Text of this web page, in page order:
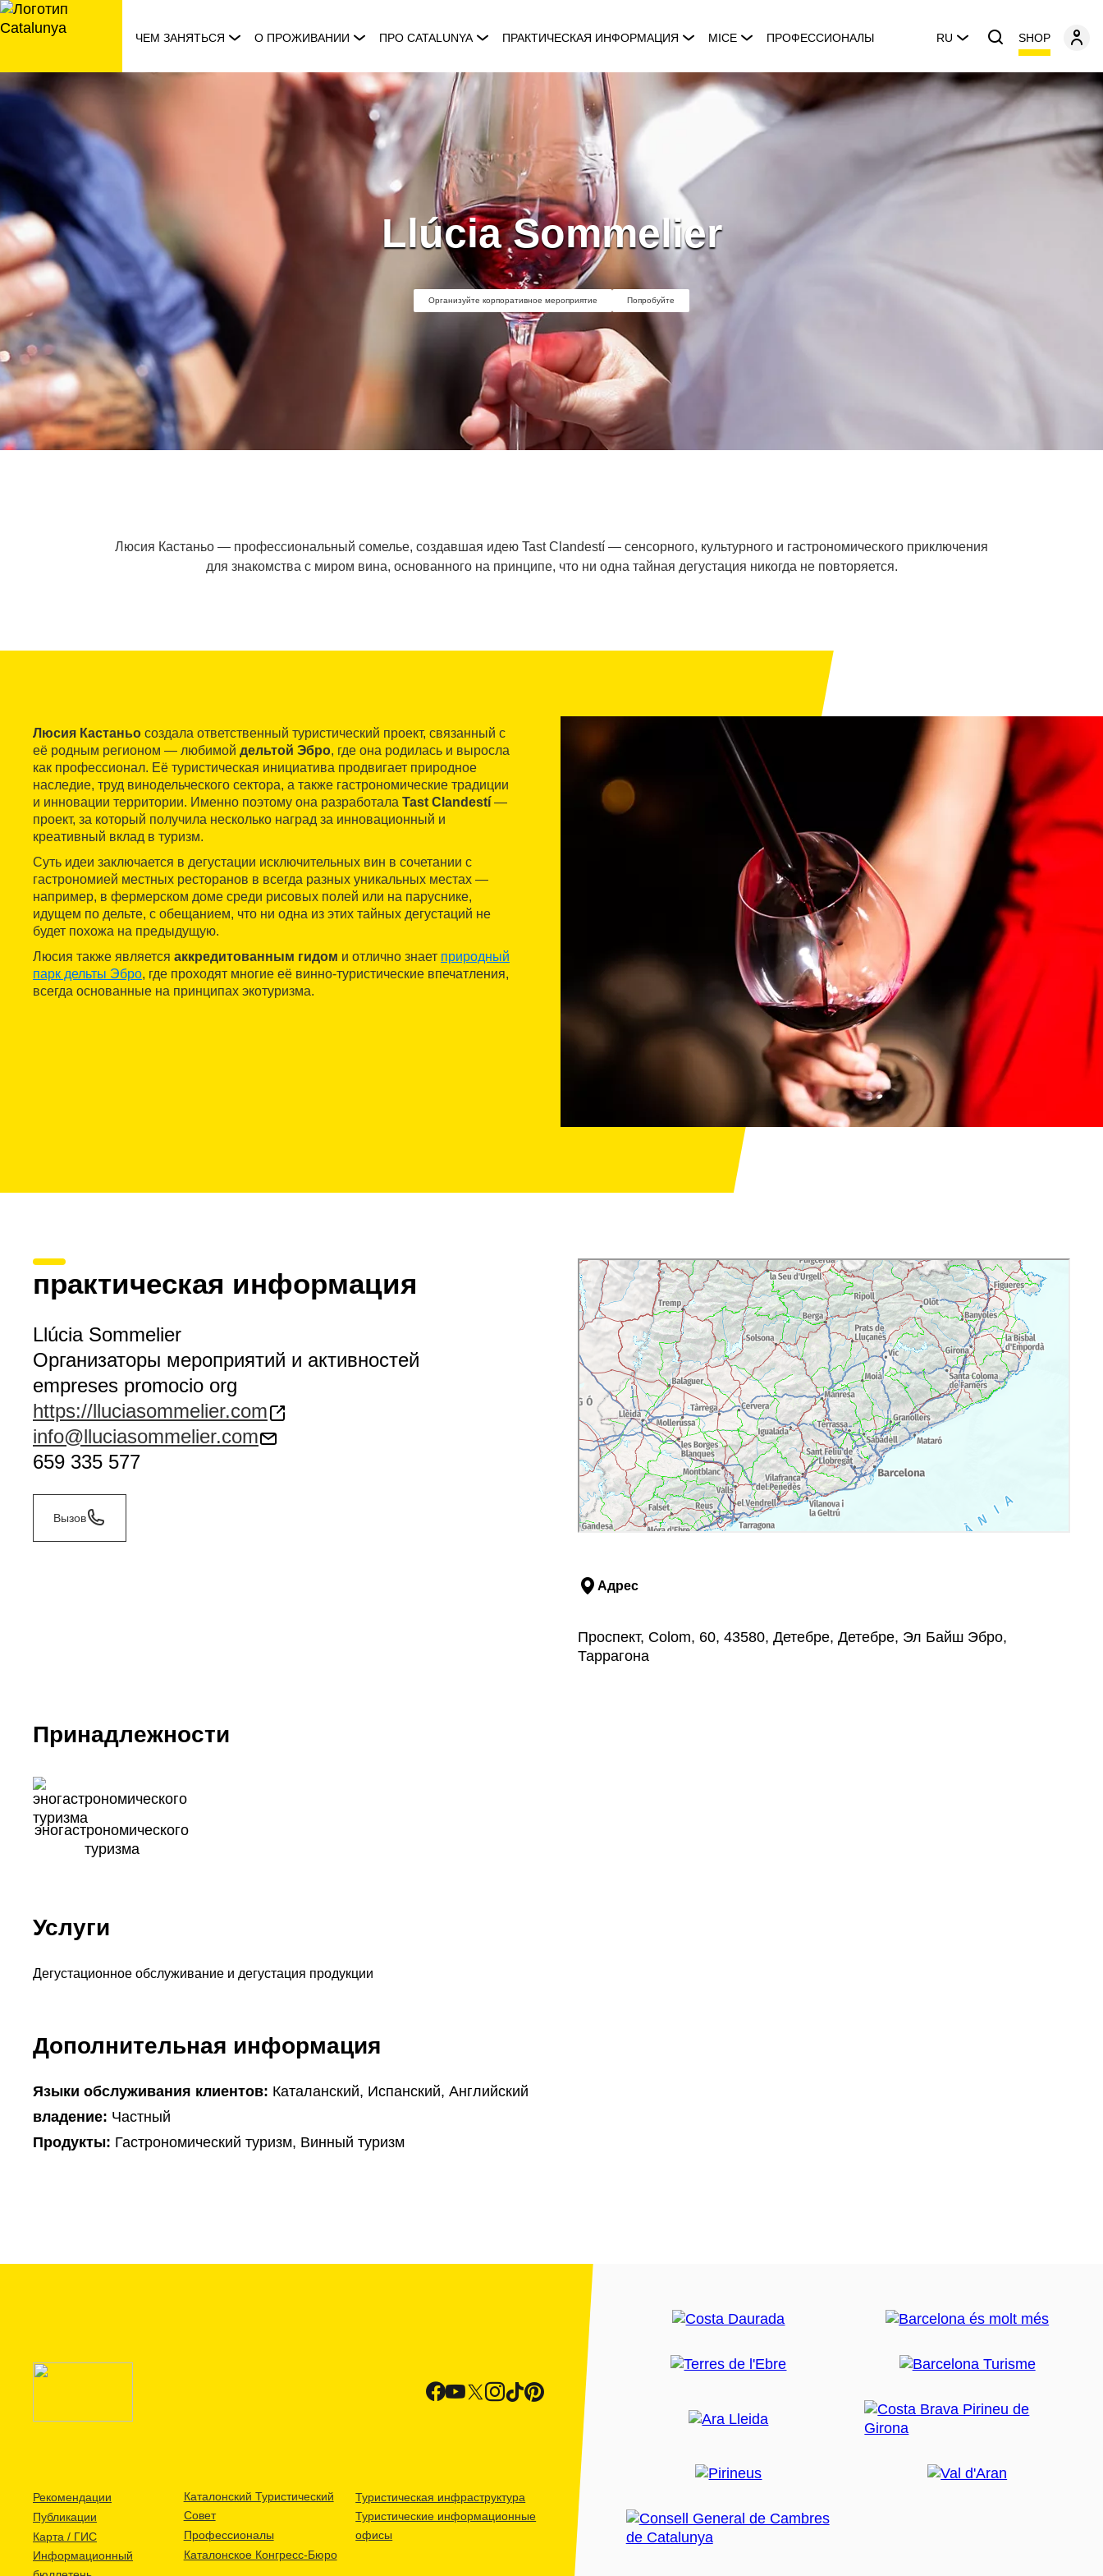
перейти
к
ЧЕМ ЗАНЯТЬСЯ О ПРОЖИВАНИИ ПРО CATALUNYA ПРАКТИЧЕСКАЯ ИНФОРМАЦИЯ MICE ПРОФЕССИОНАЛЫ RU SHOP
Llúcia Sommelier
Организуйте корпоративное мероприятие Попробуйте
Люсия Кастаньо — профессиональный сомелье, создавшая идею Tast Clandestí — сенсорного, культурного и гастрономического приключения
для знакомства с миром вина, основанного на принципе, что ни одна тайная дегустация никогда не повторяется.
Люсия Кастаньо создала ответственный туристический проект, связанный с
её родным регионом — любимой дельтой Эбро, где она родилась и выросла
как профессионал. Её туристическая инициатива продвигает природное
наследие, труд винодельческого сектора, а также гастрономические традиции
и инновации территории. Именно поэтому она разработала Tast Clandestí —
проект, за который получила несколько наград за инновационный и
креативный вклад в туризм.
Суть идеи заключается в дегустации исключительных вин в сочетании с
гастрономией местных ресторанов в всегда разных уникальных местах —
например, в фермерском доме среди рисовых полей или на паруснике,
идущем по дельте, с обещанием, что ни одна из этих тайных дегустаций не
будет похожа на предыдущую.
Люсия также является аккредитованным гидом и отлично знает природный
парк дельты Эбро, где проходят многие её винно-туристические впечатления,
всегда основанные на принципах экотуризма.
практическая информация
Llúcia Sommelier
Организаторы мероприятий и активностей
empreses promocio org
https://lluciasommelier.com
info@lluciasommelier.com
659 335 577
Вызов
Адрес
Проспект, Colom, 60, 43580, Детебре, Детебре, Эл Байш Эбро,
Таррагона
Принадлежности
эногастрономического
туризма
Услуги
Дегустационное обслуживание и дегустация продукции
Дополнительная информация
Языки обслуживания клиентов: Каталанский, Испанский, Английский
владение: Частный
Продукты: Гастрономический туризм, Винный туризм
Рекомендации
Публикации
Карта / ГИС
Информационный
Каталонский Туристический
Совет
Профессионалы
Каталонское Конгресс-Бюро
Туристическая инфраструктура
Туристические информационные
офисы